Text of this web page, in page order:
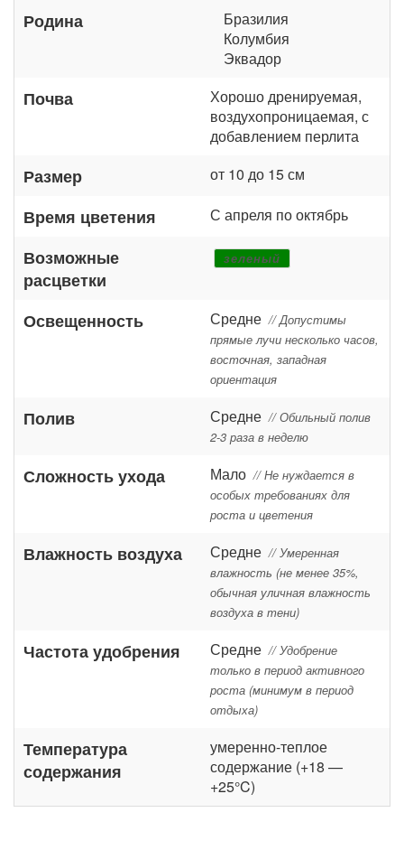
Родина
Бразилия
Колумбия
Эквадор
Почва
Хорошо дренируемая,
воздухопроницаемая, с
добавлением перлита
Размер от 10 до 15 см
Время цветения С апреля по октябрь
Возможные
расцветки
зеленый
Освещенность Средне // Допустимы
прямые лучи несколько часов,
восточная, западная
ориентация
Полив Средне // Обильный полив
2-3 раза в неделю
Сложность ухода Мало // Не нуждается в
особых требованиях для
роста и цветения
Влажность воздуха Средне // Умеренная
влажность (не менее 35%,
обычная уличная влажность
воздуха в тени)
Частота удобрения Средне // Удобрение
только в период активного
роста (минимум в период
отдыха)
Температура
содержания
умеренно-теплое
содержание (+18 —
+25°C)